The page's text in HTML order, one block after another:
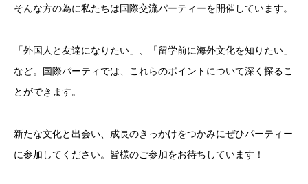
そんな方の為に私たちは国際交流パーティーを開催しています。
「外国人と友達になりたい」、「留学前に海外文化を知りたい」
など。国際パーティでは、これらのポイントについて深く探るこ
とができます。
新たな文化と出会い、成長のきっかけをつかみにぜひパーティー
に参加してください。皆様のご参加をお待ちしています！